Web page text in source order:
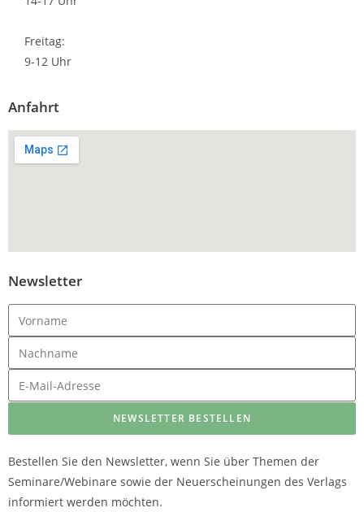
Freitag:
9-12 Uhr
Anfahrt
Newsletter
NEWSLETTER BESTELLEN
Bestellen Sie den Newsletter, wenn Sie über Themen der
Seminare/Webinare sowie der Neuerscheinungen des Verlags
informiert werden möchten.